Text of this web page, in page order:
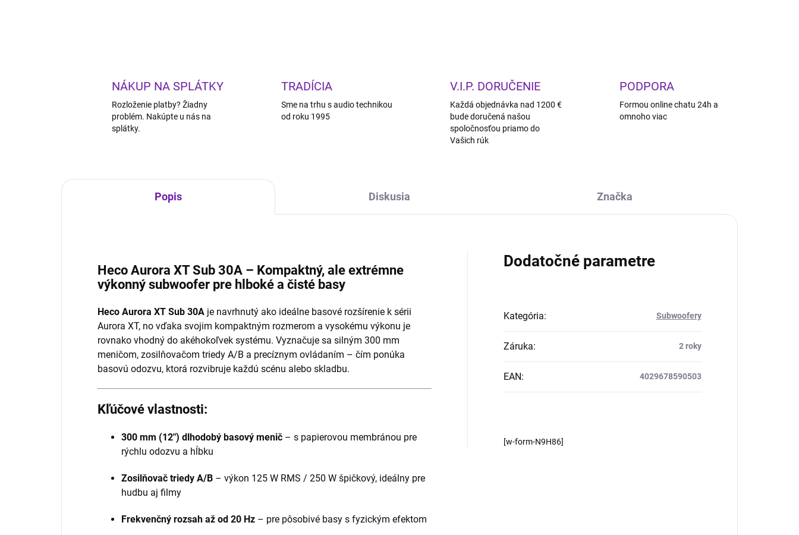
NÁKUP NA SPLÁTKY
Rozloženie platby? Žiadny
problém. Nakúpte u nás na
splátky.
TRADÍCIA
Sme na trhu s audio technikou
od roku 1995
V.I.P. DORUČENIE
Každá objednávka nad 1200 €
bude doručená našou
spoločnosťou priamo do
Vašich rúk
PODPORA
Formou online chatu 24h a
omnoho viac
Popis Diskusia Značka
Heco Aurora XT Sub 30A – Kompaktný, ale extrémne
výkonný subwoofer pre hlboké a čisté basy
Heco Aurora XT Sub 30A je navrhnutý ako ideálne basové rozšírenie k sérii
Aurora XT, no vďaka svojim kompaktným rozmerom a vysokému výkonu je
rovnako vhodný do akéhokoľvek systému. Vyznačuje sa silným 300 mm
meničom, zosilňovačom triedy A/B a precíznym ovládaním – čím ponúka
basovú odozvu, ktorá rozvibruje každú scénu alebo skladbu.
Kľúčové vlastnosti:
300 mm (12") dlhodobý basový menič – s papierovou membránou pre
rýchlu odozvu a hĺbku
Zosilňovač triedy A/B – výkon 125 W RMS / 250 W špičkový, ideálny pre
hudbu aj filmy
Frekvenčný rozsah až od 20 Hz – pre pôsobivé basy s fyzickým efektom
Dodatočné parametre
Kategória: Subwoofery
Záruka: 2 roky
EAN: 4029678590503
[w-form-N9H86]